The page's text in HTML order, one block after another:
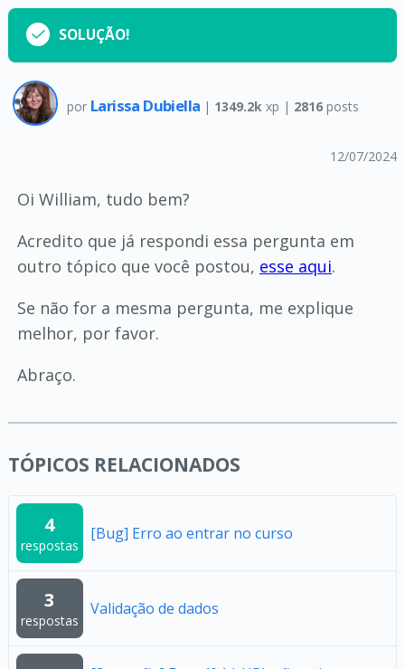
SOLUÇÃO!
por Larissa Dubiella | 1349.2k xp | 2816posts
12/07/2024
Oi William, tudo bem?
Acredito que já respondi essa pergunta em
outro tópico que você postou, esse aqui.
Se não for a mesma pergunta, me explique
melhor, por favor.
Abraço.
TÓPICOS RELACIONADOS
4
respostas
[Bug] Erro ao entrar no curso
3
respostas
Validação de dados